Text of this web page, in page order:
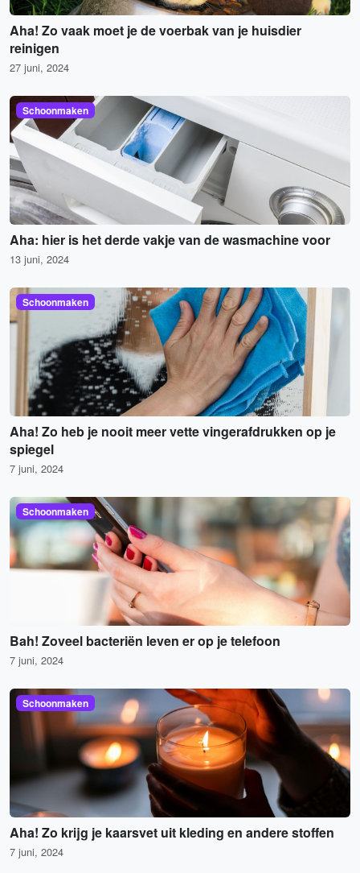
Aha! Zo vaak moet je de voerbak van je huisdier
reinigen
27 juni, 2024
Schoonmaken
Aha: hier is het derde vakje van de wasmachine voor
13 juni, 2024
Schoonmaken
Aha! Zo heb je nooit meer vette vingerafdrukken op je
spiegel
7 juni, 2024
Schoonmaken
Bah! Zoveel bacteriën leven er op je telefoon
7 juni, 2024
Schoonmaken
Aha! Zo krijg je kaarsvet uit kleding en andere stoffen
7 juni, 2024